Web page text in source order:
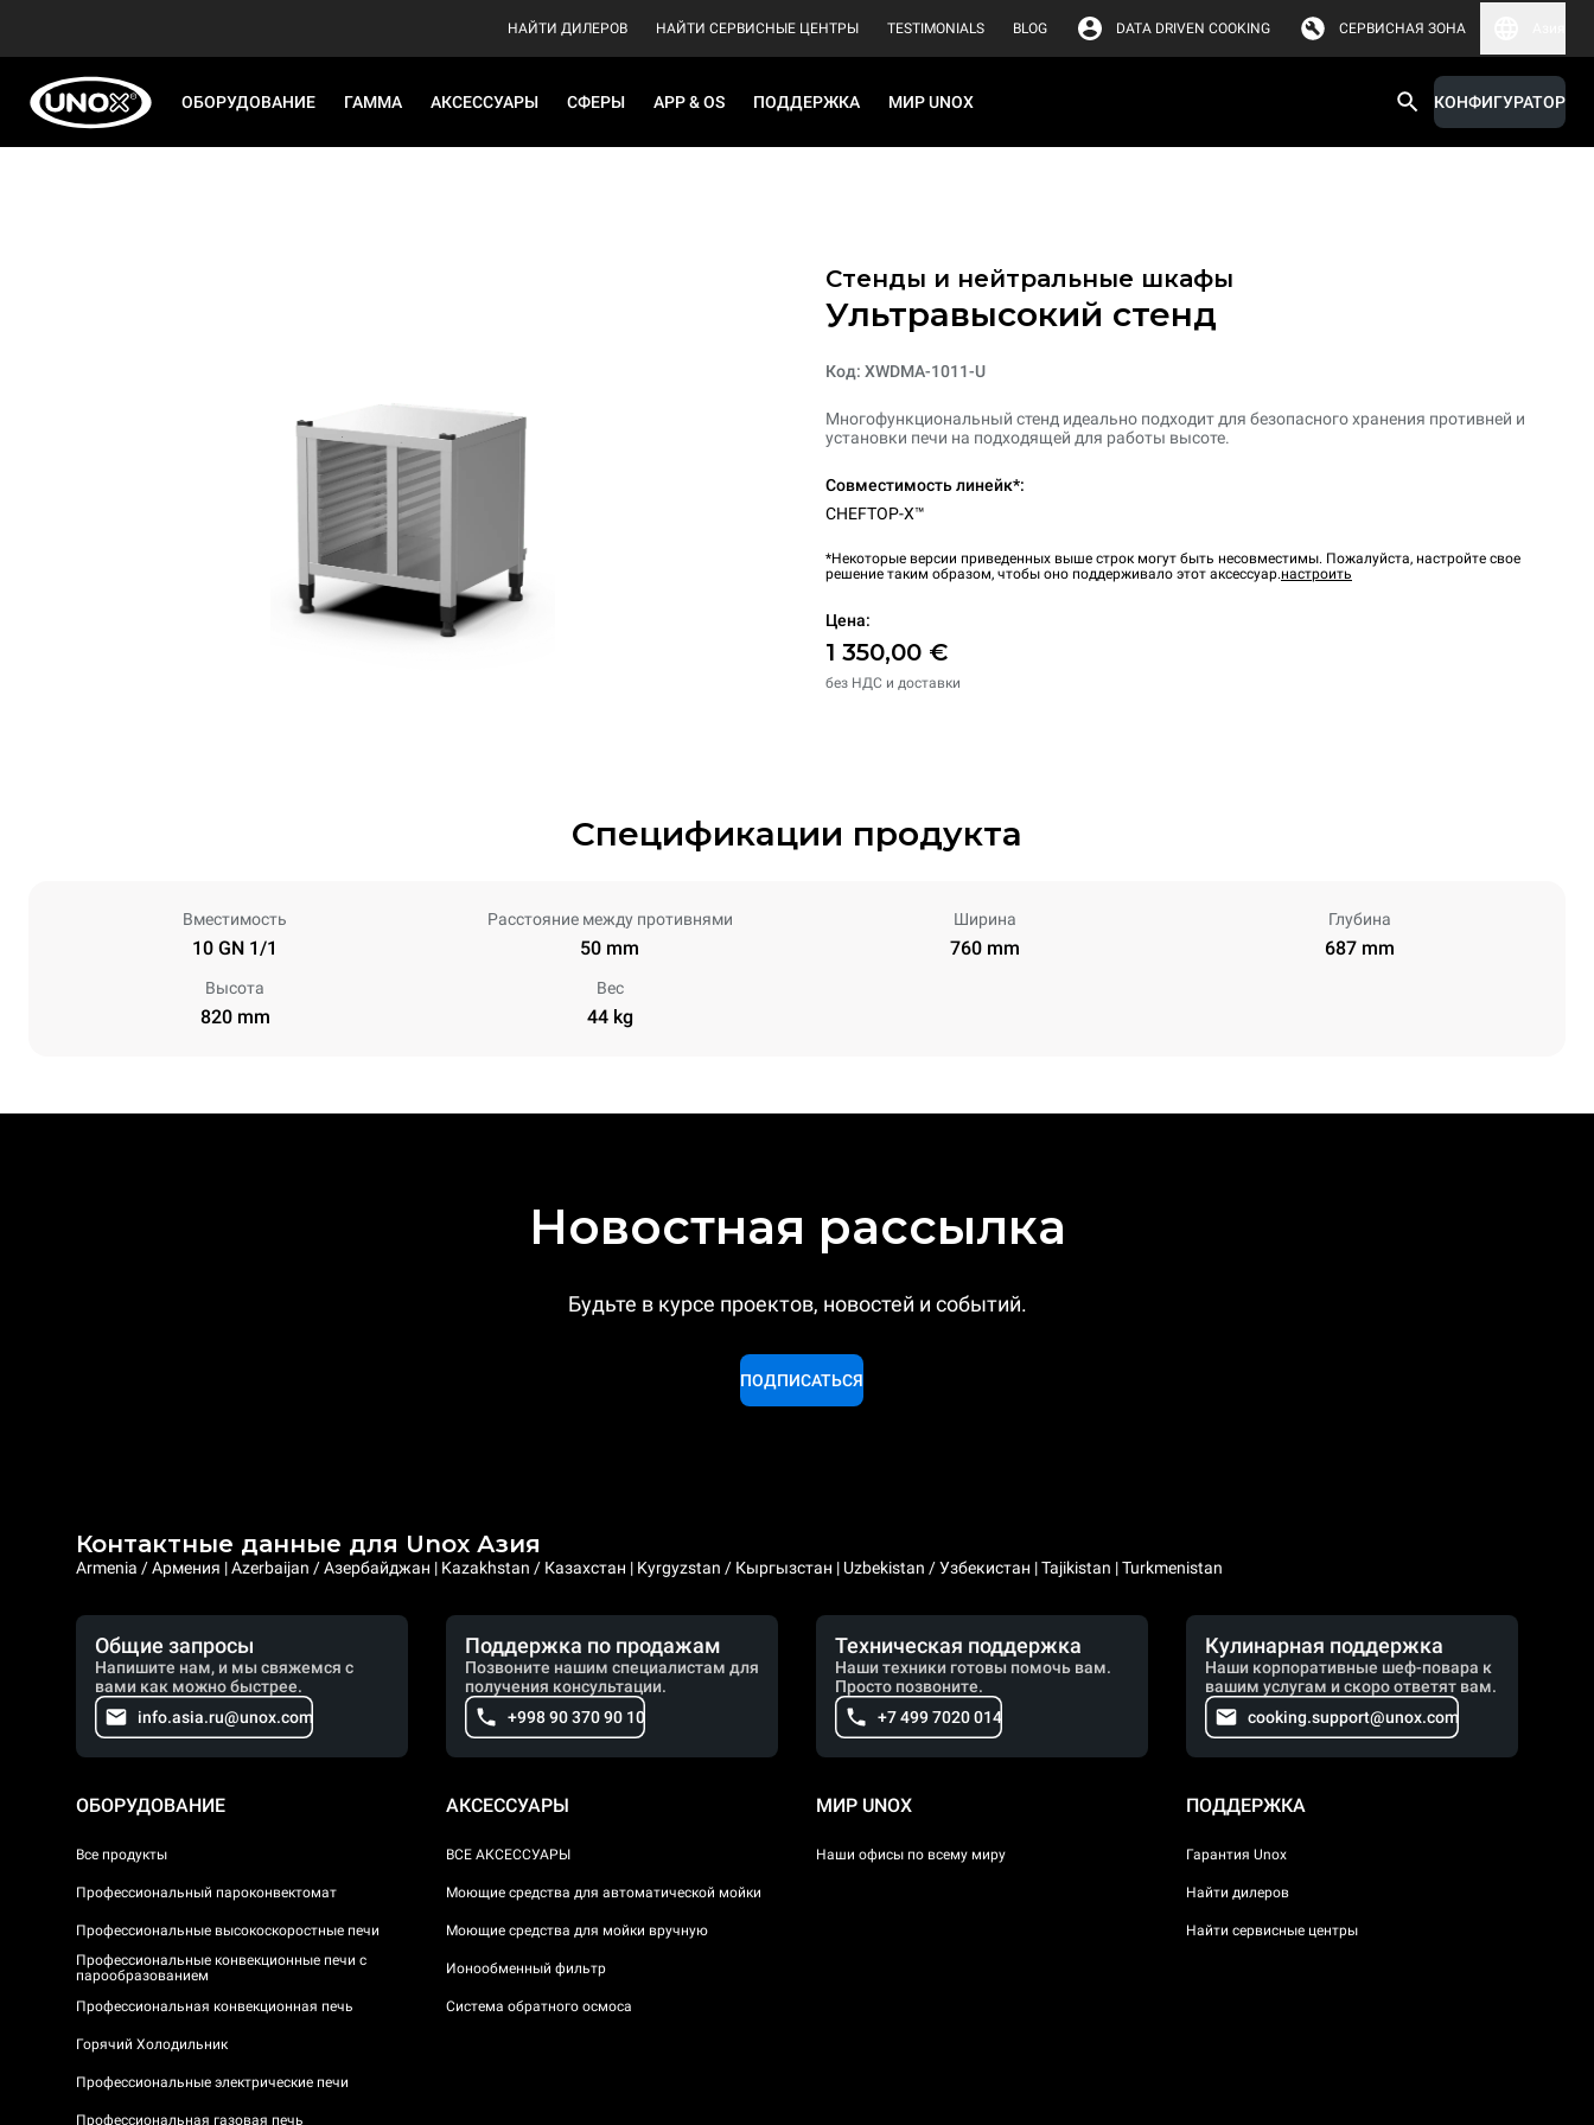
НАЙТИ ДИЛЕРОВ НАЙТИ СЕРВИСНЫЕ ЦЕНТРЫ TESTIMONIALS BLOG DATA DRIVEN COOKING СЕРВИСНАЯ ЗОНА
ОБОРУДОВАНИЕ ГАММА АКСЕССУАРЫ СФЕРЫ APP & OS ПОДДЕРЖКА МИР UNOX КОНФИГУРАТОР
Стенды и нейтральные шкафы
Ультравысокий стенд
Код: XWDMA-1011-U
Многофункциональный стенд идеально подходит для безопасного хранения противней и
установки печи на подходящей для работы высоте.
Совместимость линейк*:
CHEFTOP-X™
*Некоторые версии приведенных выше строк могут быть несовместимы. Пожалуйста, настройте свое
решение таким образом, чтобы оно поддерживало этот аксессуар.настроить
Цена:
1 350,00 €
без НДС и доставки
Спецификации продукта
Вместимость
10 GN 1/1
Расстояние между противнями
50 mm
Ширина
760 mm
Глубина
687 mm
Высота
820 mm
Вес
44 kg
Новостная рассылка
Будьте в курсе проектов, новостей и событий.
ПОДПИСАТЬСЯ
Контактные данные для Unox Азия
Armenia / Армения | Azerbaijan / Азербайджан | Kazakhstan / Казахстан | Kyrgyzstan / Кыргызстан | Uzbekistan / Узбекистан | Tajikistan | Turkmenistan
Общие запросы
Напишите нам, и мы свяжемся с
вами как можно быстрее.
info.asia.ru@unox.com
Поддержка по продажам
Позвоните нашим специалистам для
получения консультации.
+998 90 370 90 10
Техническая поддержка
Наши техники готовы помочь вам.
Просто позвоните.
+7 499 7020 014
Кулинарная поддержка
Наши корпоративные шеф-повара к
вашим услугам и скоро ответят вам.
cooking.support@unox.com
ОБОРУДОВАНИЕ
Все продукты
Профессиональный пароконвектомат
Профессиональные высокоскоростные печи
Профессиональные конвекционные печи с
парообразованием
Профессиональная конвекционная печь
Горячий Холодильник
Профессиональные электрические печи
Профессиональная газовая печь
АКСЕССУАРЫ
ВСЕ АКСЕССУАРЫ
Моющие средства для автоматической мойки
Моющие средства для мойки вручную
Ионообменный фильтр
Система обратного осмоса
МИР UNOX
Наши офисы по всему миру
ПОДДЕРЖКА
Гарантия Unox
Найти дилеров
Найти сервисные центры